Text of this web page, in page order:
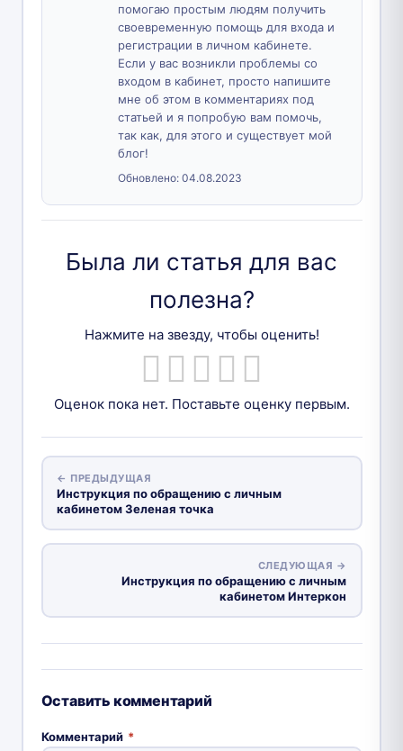
помогаю простым людям получить
своевременную помощь для входа и
регистрации в личном кабинете.
Если у вас возникли проблемы со
входом в кабинет, просто напишите
мне об этом в комментариях под
статьей и я попробую вам помочь,
так как, для этого и существует мой
блог!
Обновлено: 04.08.2023
Была ли статья для вас
полезна?
Нажмите на звезду, чтобы оценить!
Оценок пока нет. Поставьте оценку первым.
← ПРЕДЫДУЩАЯ
Инструкция по обращению с личным
кабинетом Зеленая точка
СЛЕДУЮЩАЯ →
Инструкция по обращению с личным
кабинетом Интеркон
Оставить комментарий
Комментарий *